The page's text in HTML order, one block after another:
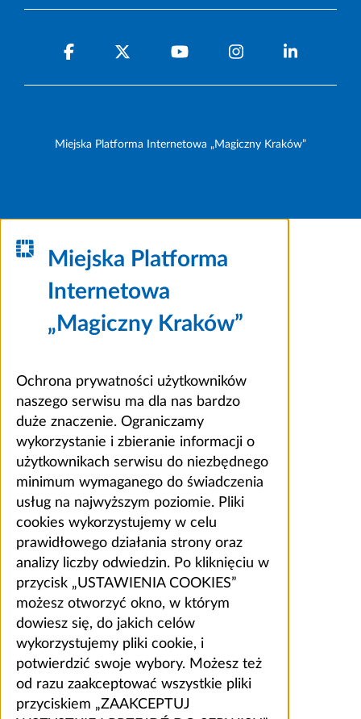
Miejska Platforma Internetowa „Magiczny Kraków”
Miejska Platforma
Internetowa
„Magiczny Kraków”
Ochrona prywatności użytkowników
naszego serwisu ma dla nas bardzo
duże znaczenie. Ograniczamy
wykorzystanie i zbieranie informacji o
użytkownikach serwisu do niezbędnego
minimum wymaganego do świadczenia
usług na najwyższym poziomie. Pliki
cookies wykorzystujemy w celu
prawidłowego działania strony oraz
analizy liczby odwiedzin. Po kliknięciu w
przycisk „USTAWIENIA COOKIES”
możesz otworzyć okno, w którym
dowiesz się, do jakich celów
wykorzystujemy pliki cookie, i
potwierdzić swoje wybory. Możesz też
od razu zaakceptować wszystkie pliki
przyciskiem „ZAAKCEPTUJ